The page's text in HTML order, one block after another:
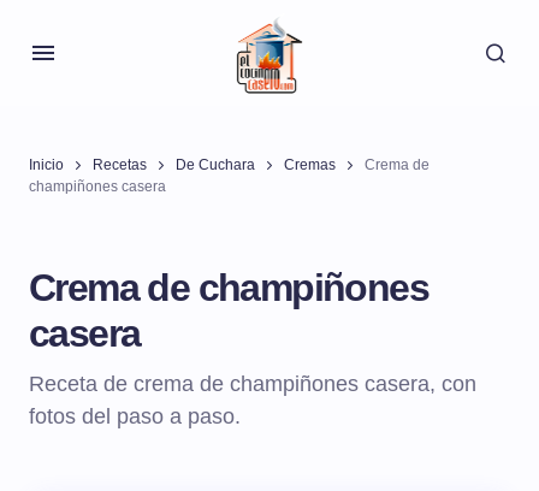
Inicio Recetas De Cuchara Cremas
Crema de
champiñones casera
Crema de champiñones
casera
Receta de crema de champiñones casera, con
fotos del paso a paso.